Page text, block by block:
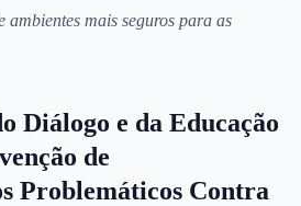
ambientes mais seguros para as
Diálogo e da Educação
de
Problemáticos Contra